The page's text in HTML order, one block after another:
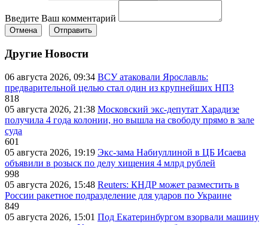
Введите Ваш комментарий
Отмена Отправить
Другие Новости
06 августа 2026, 09:34 ВСУ атаковали Ярославль:
предварительной целью стал один из крупнейших НПЗ
818
05 августа 2026, 21:38 Московский экс-депутат Харадизе
получила 4 года колонии, но вышла на свободу прямо в зале
суда
601
05 августа 2026, 19:19 Экс-зама Набиуллиной в ЦБ Исаева
объявили в розыск по делу хищения 4 млрд рублей
998
05 августа 2026, 15:48 Reuters: КНДР может разместить в
России ракетное подразделение для ударов по Украине
849
05 августа 2026, 15:01 Под Екатеринбургом взорвали машину